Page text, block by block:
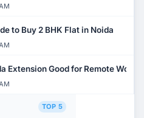
to Buy 2 BHK Flat in Noida
Extension Good for Remote Work?
TOP 5